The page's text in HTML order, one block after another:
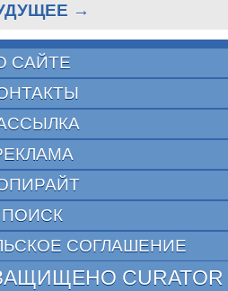
→
САЙТЕ
ПОИСК
СОГЛАШЕНИЕ
CURATOR